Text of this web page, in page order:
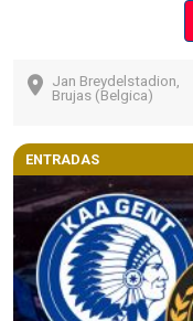
Jan Breydelstadion,
Brujas (Belgica)
ENTRADAS